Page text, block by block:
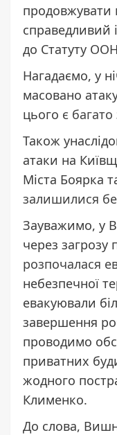
продовжувати
справедливий
до Статуту
Нагадаємо, у
масовано
цього є
Також
атаки на
Міста Боярка
залишилися
Зауважимо, у
через загрозу
розпочалася
небезпечної
евакуювали
завершення
проводимо
приватних
жодного
Клименко.
До слова,